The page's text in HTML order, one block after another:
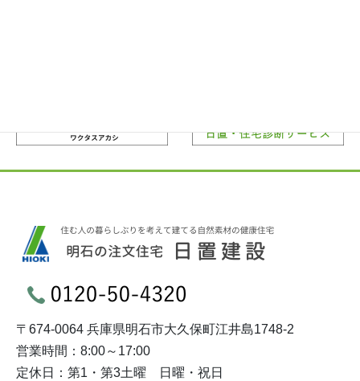
〒674-0064 兵庫県明石市大久保町江井島1748-2
営業時間：8:00～17:00
定休日：第1・第3土曜 日曜・祝日